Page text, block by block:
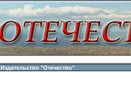
Издательство "Отечество"